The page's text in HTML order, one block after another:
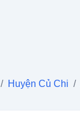
/ Huyện Củ Chi /